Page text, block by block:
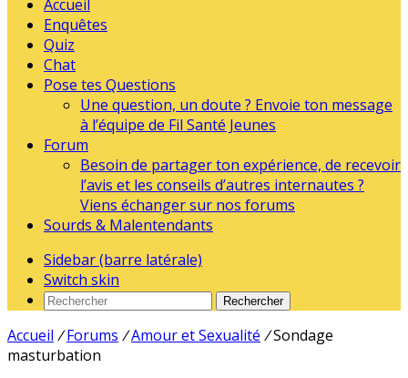
Accueil
Enquêtes
Quiz
Chat
Pose tes Questions
Une question, un doute ? Envoie ton message
à l’équipe de Fil Santé Jeunes
Forum
Besoin de partager ton expérience, de recevoir
l’avis et les conseils d’autres internautes ?
Viens échanger sur nos forums
Sourds & Malentendants
Sidebar (barre latérale)
Switch skin
Rechercher
Accueil / Forums /Amour et Sexualité /Sondage
masturbation